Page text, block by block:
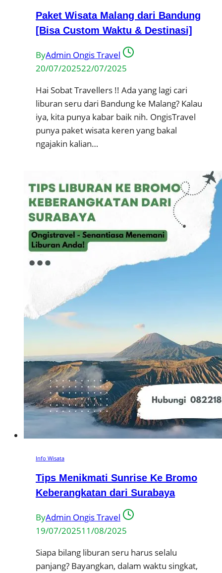
Paket Wisata Malang dari Bandung
[Bisa Custom Waktu & Destinasi]
ByAdmin Ongis Travel
20/07/202522/07/2025
Hai Sobat Travellers !! Ada yang lagi cari
liburan seru dari Bandung ke Malang? Kalau
iya, kita punya kabar baik nih. OngisTravel
punya paket wisata keren yang bakal
ngajakin kalian…
Info Wisata
Tips Menikmati Sunrise Ke Bromo
Keberangkatan dari Surabaya
ByAdmin Ongis Travel
19/07/202511/08/2025
Siapa bilang liburan seru harus selalu
panjang? Bayangkan, dalam waktu singkat,